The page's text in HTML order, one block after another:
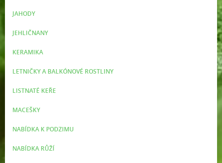
JAHODY
JEHLIČNANY
KERAMIKA
LETNIČKY A BALKÓNOVÉ ROSTLINY
LISTNATÉ KEŘE
MACEŠKY
NABÍDKA K PODZIMU
NABÍDKA RŮŽÍ